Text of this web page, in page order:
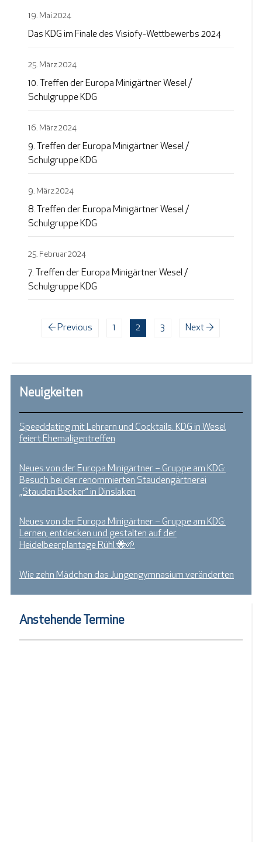
19. Mai 2024
Das KDG im Finale des Visiofy-Wettbewerbs 2024
25. März 2024
10. Treffen der Europa Minigärtner Wesel /
Schulgruppe KDG
16. März 2024
9. Treffen der Europa Minigärtner Wesel /
Schulgruppe KDG
9. März 2024
8. Treffen der Europa Minigärtner Wesel /
Schulgruppe KDG
25. Februar 2024
7. Treffen der Europa Minigärtner Wesel /
Schulgruppe KDG
← Previous 1 2 3 Next →
Neuigkeiten
Speeddating mit Lehrern und Cocktails: KDG in Wesel
feiert Ehemaligentreffen
Neues von der Europa Minigärtner – Gruppe am KDG:
Besuch bei der renommierten Staudengärtnerei
„Stauden Becker“ in Dinslaken
Neues von der Europa Minigärtner – Gruppe am KDG:
Lernen, entdecken und gestalten auf der
Heidelbeerplantage Rühl 🐝🌱
Wie zehn Mädchen das Jungengymnasium veränderten
Anstehende Termine